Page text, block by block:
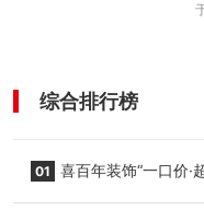
综合排行榜
01 喜百年装饰“一口价·